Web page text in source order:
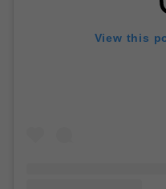
View this